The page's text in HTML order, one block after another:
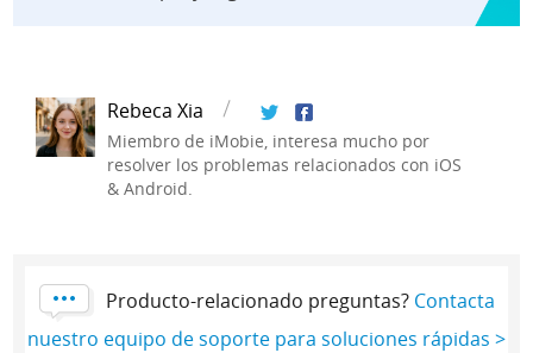
Rebeca Xia
Miembro de iMobie, interesa mucho por
resolver los problemas relacionados con iOS
& Android.
Producto-relacionado preguntas? Contacta
nuestro equipo de soporte para soluciones rápidas >